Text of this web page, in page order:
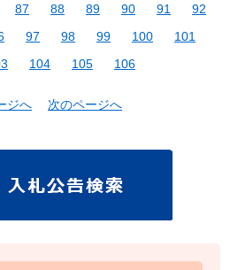
87 88 89 90 91
92
97 98 99 100
101
104 105 106
ジへ 次のページへ